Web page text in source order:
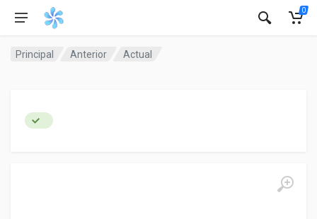
0
Principal Anterior Actual